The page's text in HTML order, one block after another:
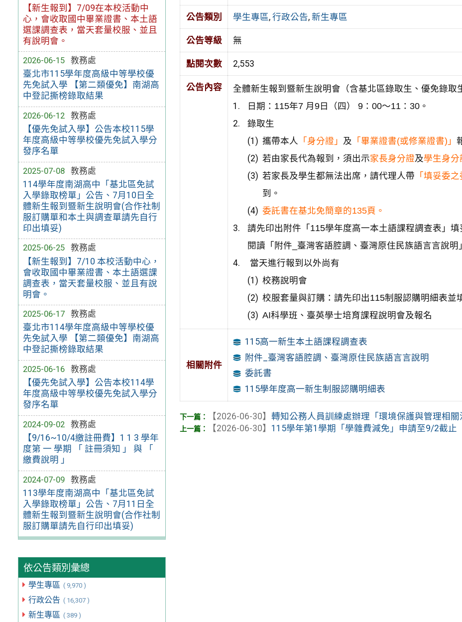
【新生報到】7/09在本校活動中
心，會收取國中畢業證書、本土語
選課調查表，當天套量校服、並且
有說明會。
2026-06-15
教務處
臺北市115學年度高級中等學校優
先免試入學 【第二類優免】南湖高
中登記撕榜錄取結果
2026-06-12
教務處
【優先免試入學】公告本校115學
年度高級中等學校優先免試入學分
發序名單
2025-07-08
教務處
114學年度南湖高中「基北區免試
入學錄取榜單」公告、7月10日全
體新生報到暨新生說明會(合作社制
服訂購單和本土與調查單請先自行
印出填妥)
2025-06-25
教務處
【新生報到】7/10 本校活動中心，
會收取國中畢業證書、本土語選課
調查表，當天套量校服、並且有說
明會。
2025-06-17
教務處
臺北市114學年度高級中等學校優
先免試入學 【第二類優免】南湖高
中登記撕榜錄取結果
2025-06-16
教務處
【優先免試入學】公告本校114學
年度高級中等學校優先免試入學分
發序名單
2024-09-02
教務處
【9/16~10/4繳註冊費】1 1 3 學年
度第 一 學期 「 註冊須知 」 與 「
繳費說明 」
2024-07-09
教務處
113學年度南湖高中「基北區免試
入學錄取榜單」公告、7月11日全
體新生報到暨新生說明會(合作社制
服訂購單請先自行印出填妥)
依公告類別彙總
學生專區 ( 9,970 )
行政公告 ( 16,307 )
新生專區 ( 389 )
公告類別 學生專區, 行政公告, 新生專區
公告等級 無
點閱次數 2,553
公告內容
全體新生報到暨新生說明會（含基北區錄取生、優免錄取
日期：115年7 月9日（四） 9：00～11：30。
錄取生
攜帶本人 「身分證」 及 「畢業證書(或修業證書)」
若由家長代為報到，須出示家長身分證及學生身分
若家長及學生都無法出席，請代理人帶 「填妥委
到。
委託書在基北免簡章的135頁。
請先印出附件「115學年度高一本土語課程調查表」
閱讀「附件_臺灣客語腔調、臺灣原住民族語言言說明
當天進行報到以外尚有
校務說明會
校服套量與訂購：請先印出115制服認購明細表並
AI科學班、臺英學士培育課程說明會及報名
相關附件
115高一新生本土語課程調查表
附件_臺灣客語腔調、臺灣原住民族語言言說明
委託書
115學年度高一新生制服認購明細表
【2026-06-30】轉知公務人員訓練處辦理「環境保護與管理相關
【2026-06-30】 115學年第1學期「學雜費減免」申請至9/2截止